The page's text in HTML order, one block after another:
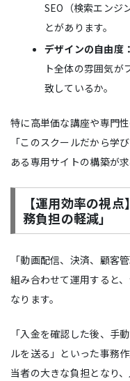
SEO（検索エンジ
とがあります。
デザインの自由度：
ト全体の雰囲気が
致しているか。
特に高単価な講座や専門
「このスクールだから学
ある専用サイトの構築が求
【運用効率の視
務負担の軽減」
「動画配信、決済、顧客
組み合わせて運用すると
なります。
「入金を確認した後、手
ルを送る」といった事務
当者の大きな負担となり